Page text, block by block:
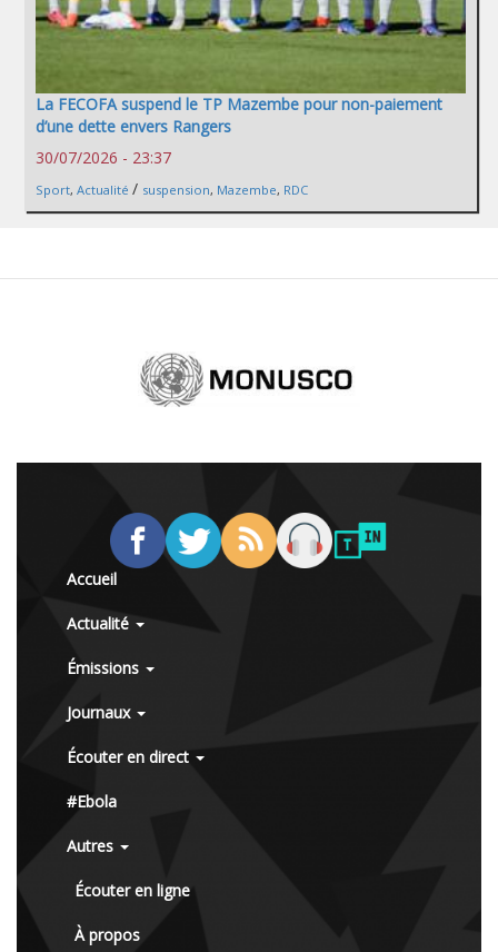
La FECOFA suspend le TP Mazembe pour non-paiement
d’une dette envers Rangers
30/07/2026 - 23:37
Sport, Actualité / suspension, Mazembe, RDC
Accueil
Actualité
Émissions
Journaux
Écouter en direct
#Ebola
Autres
Écouter en ligne
À propos